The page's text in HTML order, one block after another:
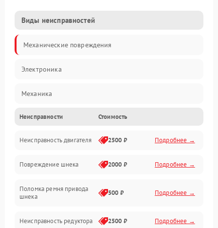
Виды неисправностей
Механические повреждения
Электроника
Механика
Трансмиссия
Электропитание
Двигатель
Неисправности Стоимость
Неисправность двигателя 2500 ₽ Подробнее →
Повреждение шнека 2000 ₽ Подробнее →
Поломка ремня привода
шнека
500 ₽ Подробнее →
Неисправность редуктора 2500 ₽ Подробнее →